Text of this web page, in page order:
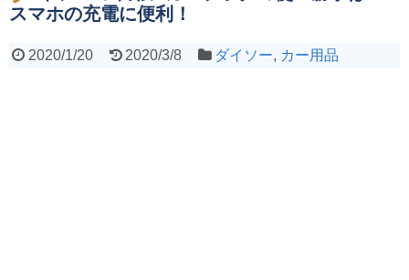
スマホの充電に便利！
2020/1/20 2020/3/8 ダイソー, カー用品